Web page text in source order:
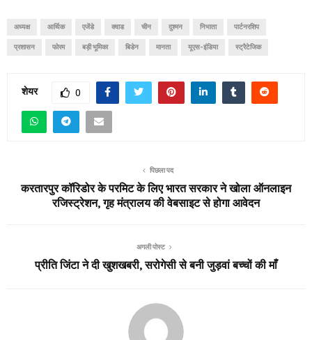
अध्यक्ष आर्थिक एजेंडे क्वाड चीन दुश्मन निभाता पार्टनरशिप
प्रशासन फोरम बड़ी भूमिका बिडेन मानता यूएस-इंडिया स्ट्रैटेजिक
शेयर 0
पिछला पद
करतारपुर कॉरिडोर के परमिट के लिए भारत सरकार ने खोला ऑनलाइन
रजिस्ट्रेशन, गृह मंत्रालय की वेबसाइट से होगा आवेदन
अगली पोस्ट
प्रीति जिंटा ने दी खुशखबरी, सरोगेसी से बनी जुड़वां बच्चों की माँ